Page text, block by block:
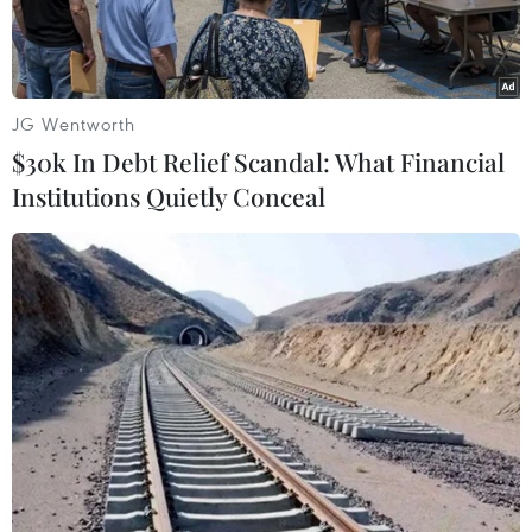
Tiêm vaccine ngừa COVID-19 cho người dân. (Ảnh: Anh
Tuấn/TTXVN)
Theo bản tin của Bộ Y tế, ngày 13/9, Việt Nam
ghi nhận 2 ca tử vong tại Cao Bằng và Hà Nội,
trong khi số ca công bố khỏi bệnh là 11.167 ca.
Tình hình dịch COVID-19 tại Việt Nam
JG Wentworth
$30k In Debt Relief Scandal: What Financial
Institutions Quietly Conceal